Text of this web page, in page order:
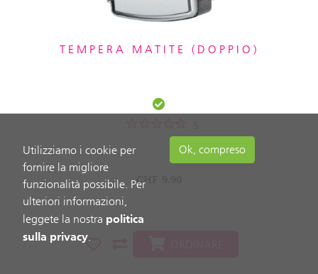
TEMPERA MATITE (DOPPIO)
CHF
Utilizziamo i cookie per
fornire la migliore
funzionalità possibile. Per
ulteriori informazioni,
leggete la nostra politica
sulla privacy.
Ok, compreso